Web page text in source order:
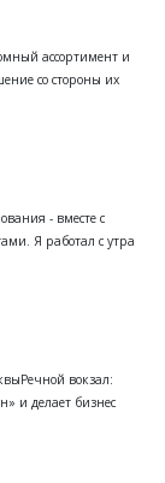
ассортимент и
со стороны их
- вместе с
Я работал с утра
вокзал:
и делает бизнес